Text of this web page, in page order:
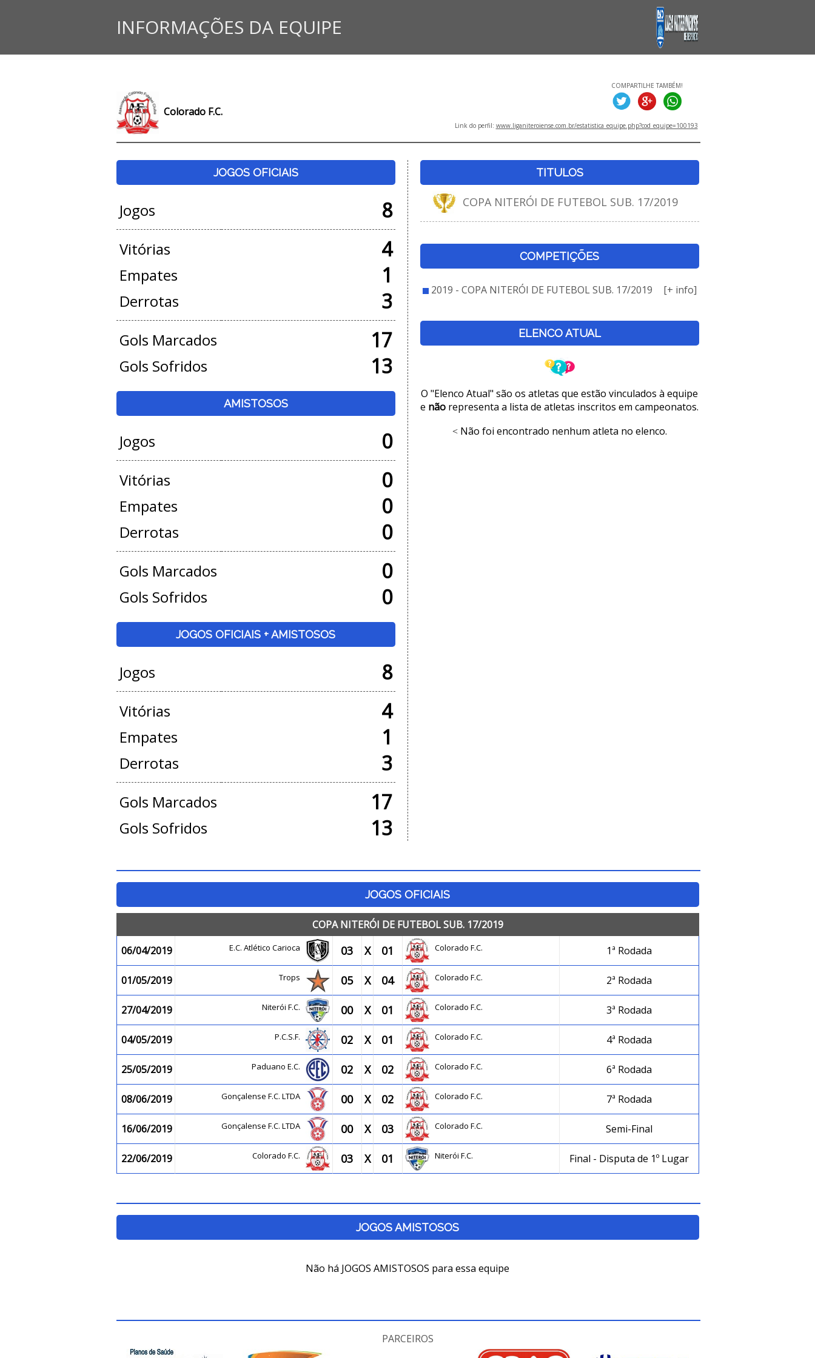
INFORMAÇÕES DA EQUIPE
Colorado F.C.
COMPARTILHE TAMBÉM!
Link do perfil: www.liganiteroiense.com.br/estatistica_equipe.php?cod_equipe=100193
JOGOS OFICIAIS
Jogos 8
Vitórias 4
Empates 1
Derrotas 3
Gols Marcados 17
Gols Sofridos 13
AMISTOSOS
Jogos 0
Vitórias 0
Empates 0
Derrotas 0
Gols Marcados 0
Gols Sofridos 0
JOGOS OFICIAIS + AMISTOSOS
Jogos 8
Vitórias 4
Empates 1
Derrotas 3
Gols Marcados 17
Gols Sofridos 13
TITULOS
COPA NITERÓI DE FUTEBOL SUB. 17/2019
COMPETIÇÕES
2019 - COPA NITERÓI DE FUTEBOL SUB. 17/2019 [+ info]
ELENCO ATUAL
O "Elenco Atual" são os atletas que estão vinculados à equipe
e não representa a lista de atletas inscritos em campeonatos.
< Não foi encontrado nenhum atleta no elenco.
JOGOS OFICIAIS
COPA NITERÓI DE FUTEBOL SUB. 17/2019
06/04/2019
E.C. Atlético Carioca 03 X 01 Colorado F.C. 1ª Rodada
01/05/2019 Trops 05 X 04 Colorado F.C. 2ª Rodada
27/04/2019 Niterói F.C. 00 X 01 Colorado F.C. 3ª Rodada
04/05/2019 P.C.S.F. 02 X 01 Colorado F.C. 4ª Rodada
25/05/2019 Paduano E.C. 02 X 02 Colorado F.C. 6ª Rodada
08/06/2019 Gonçalense F.C. LTDA 00 X 02 Colorado F.C. 7ª Rodada
16/06/2019 Gonçalense F.C. LTDA 00 X 03 Colorado F.C. Semi-Final
22/06/2019 Colorado F.C. 03 X 01 Niterói F.C. Final - Disputa de 1º Lugar
JOGOS AMISTOSOS
Não há JOGOS AMISTOSOS para essa equipe
PARCEIROS